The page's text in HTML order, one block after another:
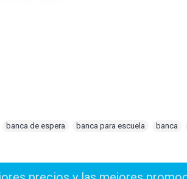
banca de espera banca para escuela banca